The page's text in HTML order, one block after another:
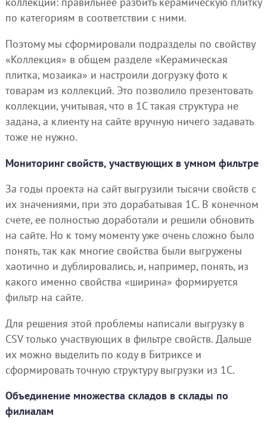
по категориям в соответствии с ними.
Поэтому мы сформировали подразделы по свойству
«Коллекция» в общем разделе «Керамическая
плитка, мозаика» и настроили догрузку фото к
товарам из коллекций. Это позволило презентовать
коллекции, учитывая, что в 1С такая структура не
задана, а клиенту на сайте вручную ничего задавать
тоже не нужно.
Мониторинг свойств, участвующих в умном фильтре
За годы проекта на сайт выгрузили тысячи свойств с
их значениями, при это дорабатывая 1С. В конечном
счете, ее полностью доработали и решили обновить
на сайте. Но к тому моменту уже очень сложно было
понять, так как многие свойства были выгружены
хаотично и дублировались, и, например, понять, из
какого именно свойства «ширина» формируется
фильтр на сайте.
Для решения этой проблемы написали выгрузку в
CSV только участвующих в фильтре свойств. Дальше
их можно выделить по коду в Битриксе и
сформировать точную структуру выгрузки из 1С.
Объединение множества складов в склады по
филиалам